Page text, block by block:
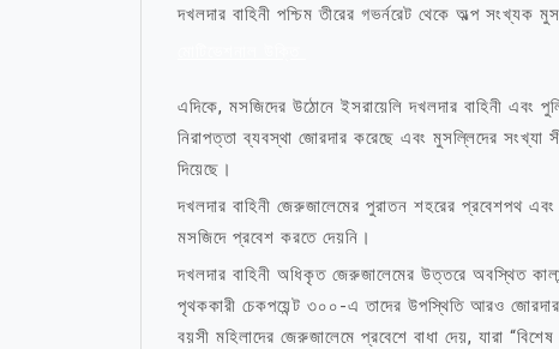
দখলদার বাহিনী পশ্চিম তীরের গভর্নরেট থেকে অল্প
এদিকে, মসজিদের উঠোনে ইসরায়েলি দখলদার বাহিনী এবং
নিরাপত্তা ব্যবস্থা জোরদার করেছে এবং মুসল্লিদের
দিয়েছে।
দখলদার বাহিনী জেরুজালেমের পুরাতন শহরের প্রবেশপথ
মসজিদে প্রবেশ করতে দেয়নি।
দখলদার বাহিনী অধিকৃত জেরুজালেমের উত্তরে অবস্থিত
পৃথককারী চেকপয়েন্ট ৩০০-এ তাদের উপস্থিতি আরও
বয়সী মহিলাদের জেরুজালেমে প্রবেশে বাধা দেয়, যারা